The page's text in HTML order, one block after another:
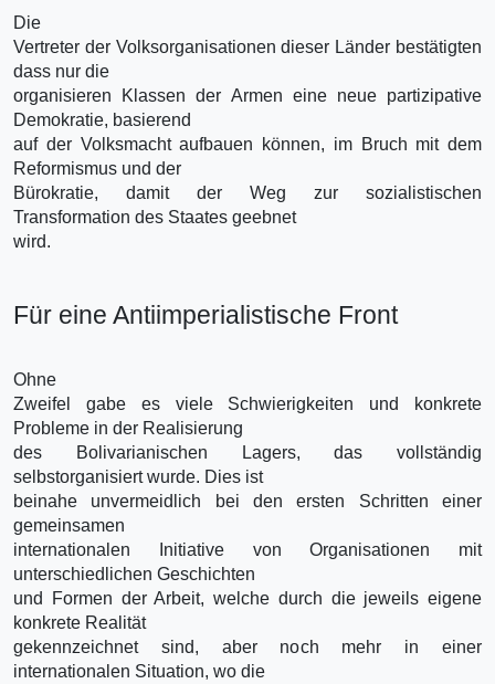
Die
Vertreter der Volksorganisationen dieser Länder bestätigten
dass nur die
organisieren Klassen der Armen eine neue partizipative
Demokratie, basierend
auf der Volksmacht aufbauen können, im Bruch mit dem
Reformismus und der
Bürokratie, damit der Weg zur sozialistischen
Transformation des Staates geebnet
wird.
Für eine Antiimperialistische Front
Ohne
Zweifel gabe es viele Schwierigkeiten und konkrete
Probleme in der Realisierung
des Bolivarianischen Lagers, das vollständig
selbstorganisiert wurde. Dies ist
beinahe unvermeidlich bei den ersten Schritten einer
gemeinsamen
internationalen Initiative von Organisationen mit
unterschiedlichen Geschichten
und Formen der Arbeit, welche durch die jeweils eigene
konkrete Realität
gekennzeichnet sind, aber noch mehr in einer
internationalen Situation, wo die